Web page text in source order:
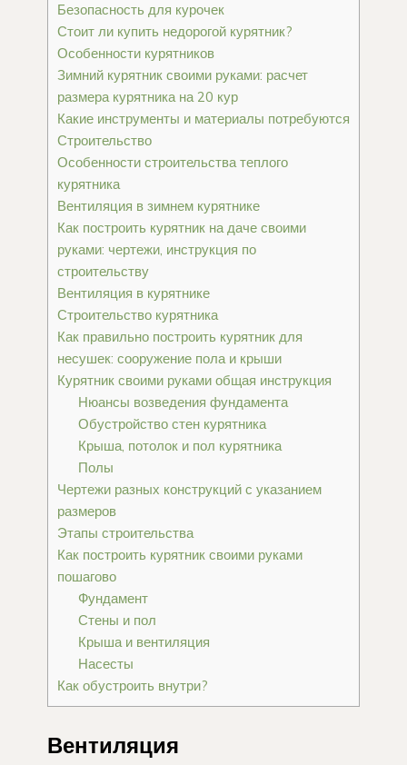
Безопасность для курочек
Стоит ли купить недорогой курятник?
Особенности курятников
Зимний курятник своими руками: расчет
размера курятника на 20 кур
Какие инструменты и материалы потребуются
Строительство
Особенности строительства теплого
курятника
Вентиляция в зимнем курятнике
Как построить курятник на даче своими
руками: чертежи, инструкция по
строительству
Вентиляция в курятнике
Строительство курятника
Как правильно построить курятник для
несушек: сооружение пола и крыши
Курятник своими руками общая инструкция
Нюансы возведения фундамента
Обустройство стен курятника
Крыша, потолок и пол курятника
Полы
Чертежи разных конструкций с указанием
размеров
Этапы строительства
Как построить курятник своими руками
пошагово
Фундамент
Стены и пол
Крыша и вентиляция
Насесты
Как обустроить внутри?
Вентиляция